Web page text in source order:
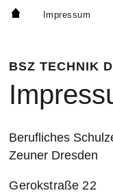
Impressum
BSZ TECHNIK
Berufliches
Zeuner Dresden
Gerokstraße 22